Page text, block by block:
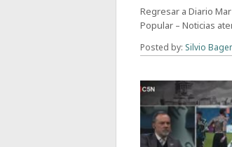
Regresar a Diario
Popular – Noticias
Posted by: Silvio